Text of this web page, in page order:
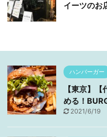
イーツのお
ハンバーガー
【東京】
める！
2021/6/19